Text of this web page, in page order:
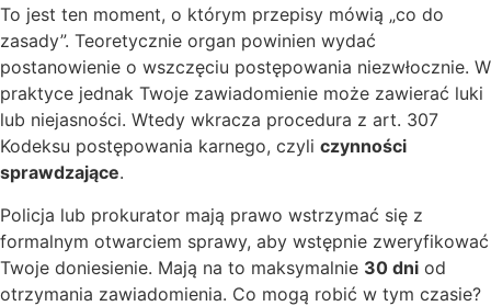
To jest ten moment, o którym przepisy mówią „co do
zasady”. Teoretycznie organ powinien wydać
postanowienie o wszczęciu postępowania niezwłocznie. W
praktyce jednak Twoje zawiadomienie może zawierać luki
lub niejasności. Wtedy wkracza procedura z art. 307
Kodeksu postępowania karnego, czyli czynności
sprawdzające.
Policja lub prokurator mają prawo wstrzymać się z
formalnym otwarciem sprawy, aby wstępnie zweryfikować
Twoje doniesienie. Mają na to maksymalnie 30 dni od
otrzymania zawiadomienia. Co mogą robić w tym czasie?